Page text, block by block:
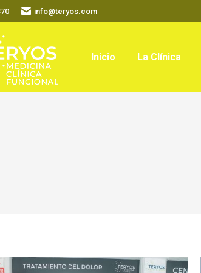
info@teryos.com
Inicio La Clínica